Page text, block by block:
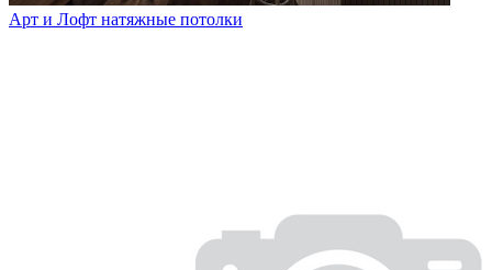
Арт и Лофт натяжные потолки